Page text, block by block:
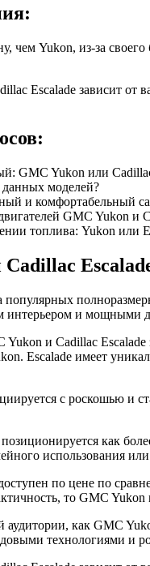
чем Yukon, из-за
Escalade зависит от
GMC Yukon или
моделей?
и комфортабельный
GMC Yukon и
топлива: Yukon или
популярных
и мощными
и Cadillac Escalade
Escalade имеет
с роскошью и
как
использования
по цене по
то GMC
аудитории, как GMC
технологиями и